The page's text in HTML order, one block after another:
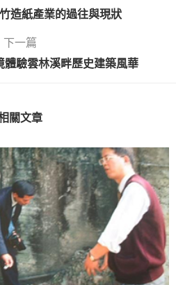
造紙產業的過往與現狀
下一篇
體驗雲林溪畔歷史建築風華
關文章